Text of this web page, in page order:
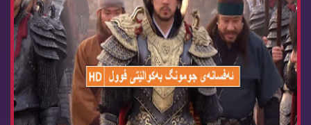
زنجیره‌ درامای ئه‌فسانه‌ی جومونگ ئه‌ڵقه‌ی jumon...